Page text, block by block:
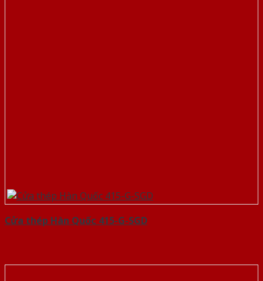
Cửa thép Hàn Quốc 415-G-SGD